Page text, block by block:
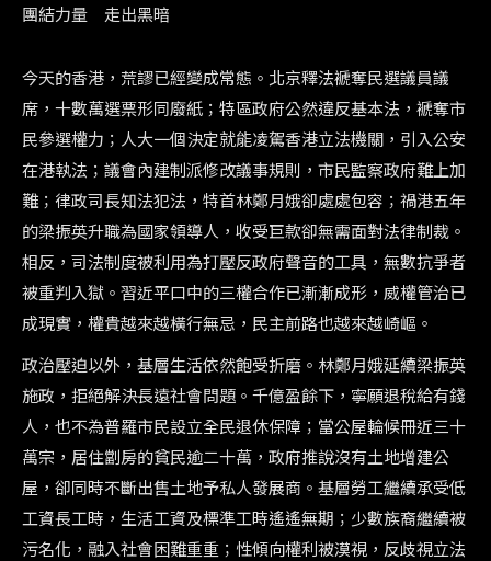
團結力量 走出黑暗
今天的香港，荒謬已經變成常態。北京釋法褫奪民選議員議
席，十數萬選票形同廢紙；特區政府公然違反基本法，褫奪市
民參選權力；人大一個決定就能凌駕香港立法機關，引入公安
在港執法；議會內建制派修改議事規則，市民監察政府難上加
難；律政司長知法犯法，特首林鄭月娥卻處處包容；禍港五年
的梁振英升職為國家領導人，收受巨款卻無需面對法律制裁。
相反，司法制度被利用為打壓反政府聲音的工具，無數抗爭者
被重判入獄。習近平口中的三權合作已漸漸成形，威權管治已
成現實，權貴越來越橫行無忌，民主前路也越來越崎嶇。
政治壓迫以外，基層生活依然飽受折磨。林鄭月娥延續梁振英
施政，拒絕解決長遠社會問題。千億盈餘下，寧願退稅給有錢
人，也不為普羅市民設立全民退休保障；當公屋輪候冊近三十
萬宗，居住劏房的貧民逾二十萬，政府推說沒有土地增建公
屋，卻同時不斷出售土地予私人發展商。基層勞工繼續承受低
工資長工時，生活工資及標準工時遙遙無期；少數族裔繼續被
污名化，融入社會困難重重；性傾向權利被漠視，反歧視立法